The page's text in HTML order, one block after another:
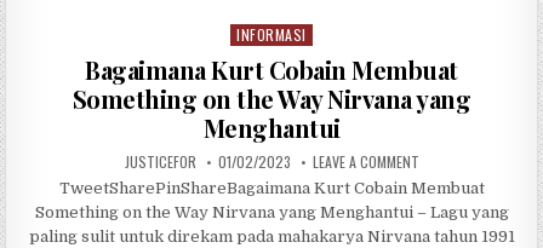
s
t
e
d
i
n
INFORMASI
Bagaimana Kurt Cobain Membuat
Something on the Way Nirvana yang
Menghantui
JUSTICEFOR 01/02/2023 LEAVE A COMMENT
TweetSharePinShareBagaimana Kurt Cobain Membuat
Something on the Way Nirvana yang Menghantui – Lagu yang
paling sulit untuk direkam pada mahakarya Nirvana tahun 1991